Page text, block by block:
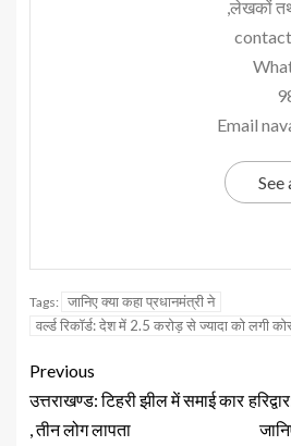
,लेखकों
contact
Email
See
Tags: जानिए क्या कहा प्रधानमंत्री ने
वर्ल्ड रिकॉर्ड: देश में 2.5 करोड़ से ज्यादा को लगी
Previous
उत्तराखण्ड: टिहरी झील में समाई कार
, तीन लोग लापता